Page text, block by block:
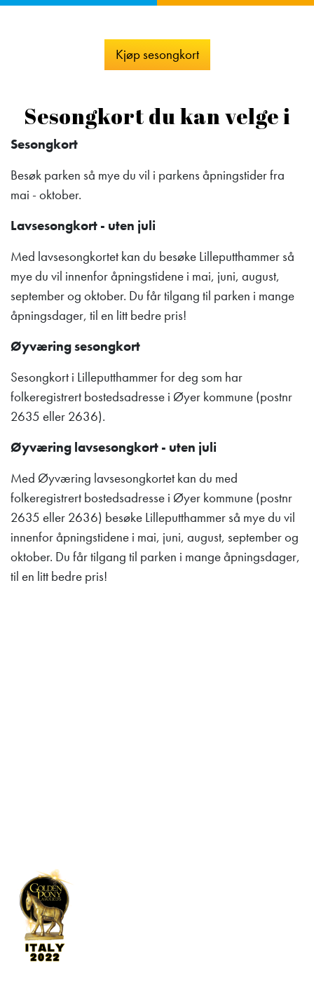
Kjøp sesongkort
Sesongkort du kan velge i
Sesongkort
Besøk parken så mye du vil i parkens åpningstider fra
mai - oktober.
Lavsesongkort - uten juli
Med lavsesongkortet kan du besøke Lilleputthammer så
mye du vil innenfor åpningstidene i mai, juni, august,
september og oktober. Du får tilgang til parken i mange
åpningsdager, til en litt bedre pris!
Øyværing sesongkort
Sesongkort i Lilleputthammer for deg som har
folkeregistrert bostedsadresse i Øyer kommune (postnr
2635 eller 2636).
Øyværing lavsesongkort - uten juli
Med Øyværing lavsesongkortet kan du med
folkeregistrert bostedsadresse i Øyer kommune (postnr
2635 eller 2636) besøke Lilleputthammer så mye du vil
innenfor åpningstidene i mai, juni, august, september og
oktober. Du får tilgang til parken i mange åpningsdager,
til en litt bedre pris!